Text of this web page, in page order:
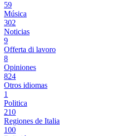
59
Música
302
Noticias
9
Offerta di lavoro
8
Opiniones
824
Otros idiomas
1
Politica
210
Regiones de Italia
100